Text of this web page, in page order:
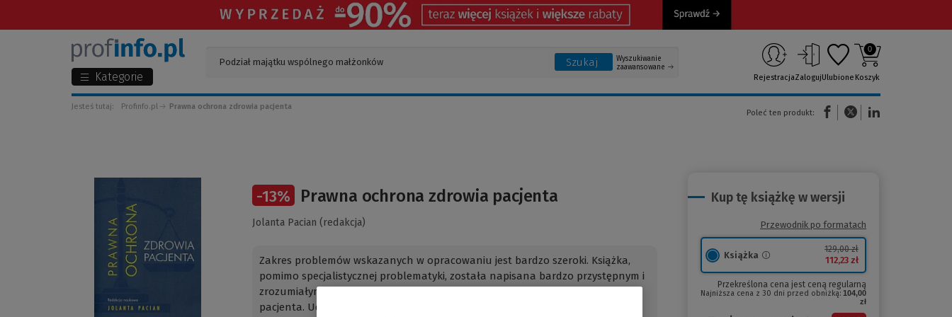
Kategorie
Szukaj
Wyszukiwanie
zaawansowane
RejestracjaZalogujUlubione
0
Koszyk
Jesteś tutaj: Profinfo.pl Prawna ochrona zdrowia pacjenta
Poleć ten produkt:
(Nowe okno)(Link do innej strony)
-13% Prawna ochrona zdrowia pacjenta
Jolanta Pacian (redakcja)
Zakres problemów wskazanych w opracowaniu jest bardzo szeroki. Książka,
pomimo specjalistycznej problematyki, została napisana bardzo przystępnym i
zrozumiałym językiem. Publikacji zawiera szereg rozważań na temat ochrony
pacjenta. Udało się zgromadzić...
Kup tę książkę w wersji
Przewodnik po formatach
Książka
129,00 zł
112,23 zł
Przekreślona cena jest ceną regularną
Najniższa cena z 30 dni przed obniżką: 104,00
zł